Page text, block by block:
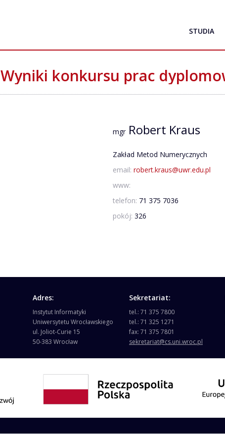
STUDIA
Wyniki konkursu prac
mgrRobert Kraus
Zakład Metod Numerycznych
email: robert.kraus@uwr.edu.pl
www:
telefon: 71 375 7036
pokój: 326
Adres:
Instytut Informatyki
Uniwersytetu Wrocławskiego
ul. Joliot-Curie 15
50-383 Wrocław
Sekretariat:
tel.: 71 375 7800
tel.: 71 325 1271
fax: 71 375 7801
sekretariat@cs.uni.wroc.pl